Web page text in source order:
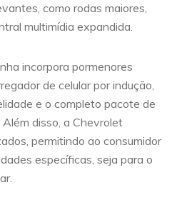
como rodas maiores,
multimídia expandida.
incorpora pormenores
de celular por indução,
e o completo pacote de
disso, a Chevrolet
permitindo ao consumidor
específicas, seja para o